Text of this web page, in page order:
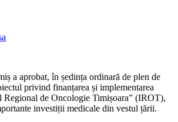
a aprobat, în ședința ordinară de plen de
privind finanțarea și implementarea
de Oncologie Timișoara” (IROT),
investiții medicale din vestul țării.